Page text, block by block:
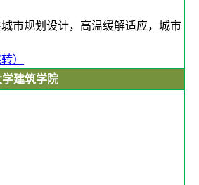
市规划设计，高温缓解适应，城市
）
建筑学院